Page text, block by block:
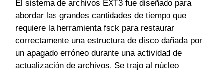
El sistema de archivos EXT3 fue diseñado para
abordar las grandes cantidades de tiempo que
requiere la herramienta fsck para restaurar
correctamente una estructura de disco dañada por
un apagado erróneo durante una actividad de
actualización de archivos. Se trajo al núcleo